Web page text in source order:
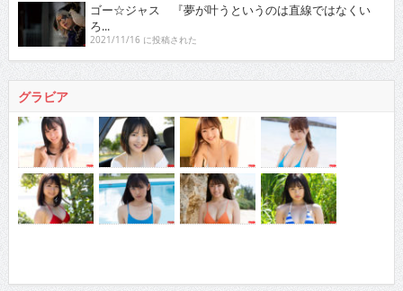
ゴー☆ジャス 『夢が叶うというのは直線ではなくい
ろ...
2021/11/16 に投稿された
グラビア